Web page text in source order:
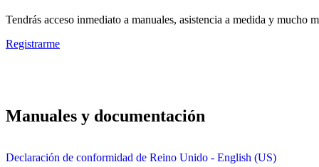
Tendrás acceso inmediato a manuales, asistencia a medida y mucho
Registrarme
Manuales y documentación
Declaración de conformidad de Reino Unido - English (US)